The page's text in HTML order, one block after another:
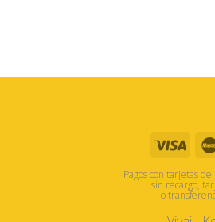
Pagos con tarjetas
sin recargo,
o